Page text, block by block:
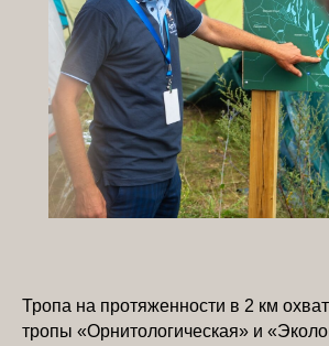
Тропа на протяженности в 2 км
тропы «Орнитологическая» и